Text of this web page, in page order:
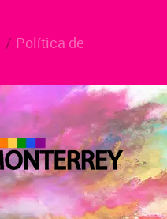
Política de